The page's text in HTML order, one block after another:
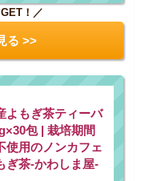
GET！／
る >>
よもぎ茶ティーバ
包 | 栽培期間
使用のノンカフェ
ぎ茶-かわしま屋-